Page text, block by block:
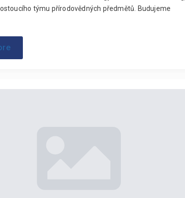
týmu přírodovědných předmětů. Budujeme